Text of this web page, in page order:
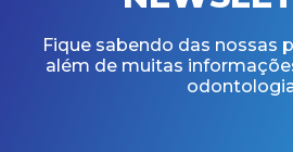
Fique sabendo das nossas
além de muitas